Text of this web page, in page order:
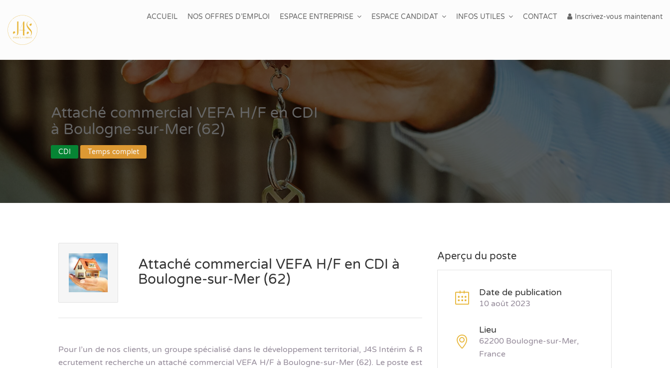
Inscrivez-vous maintenant
ACCUEIL NOS OFFRES D’EMPLOI ESPACE ENTREPRISE ESPACE CANDIDAT INFOS UTILES CONTACT
Attaché commercial VEFA H/F en CDI
à Boulogne-sur-Mer (62)
CDI Temps complet
Attaché commercial VEFA H/F en CDI à
Boulogne-sur-Mer (62)
Pour l’un de nos clients, un groupe spécialisé dans le développement territorial, J4S Intérim & R
ecrutement recherche un attaché commercial VEFA H/F à Boulogne-sur-Mer (62). Le poste est
Aperçu du poste
Date de publication
10 août 2023
Lieu
62200 Boulogne-sur-Mer,
France